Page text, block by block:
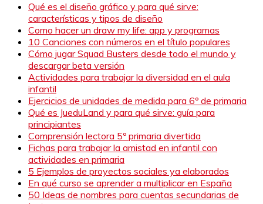
Qué es el diseño gráfico y para qué sirve:
características y tipos de diseño
Como hacer un draw my life: app y programas
10 Canciones con números en el título populares
Cómo jugar Squad Busters desde todo el mundo y
descargar beta versión
Actividades para trabajar la diversidad en el aula
infantil
Ejercicios de unidades de medida para 6º de primaria
Qué es JueduLand y para qué sirve: guía para
principiantes
Comprensión lectora 5º primaria divertida
Fichas para trabajar la amistad en infantil con
actividades en primaria
5 Ejemplos de proyectos sociales ya elaborados
En qué curso se aprender a multiplicar en España
50 Ideas de nombres para cuentas secundarias de